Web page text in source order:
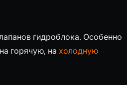
гидроблока. Особенно
горячую, на холодную